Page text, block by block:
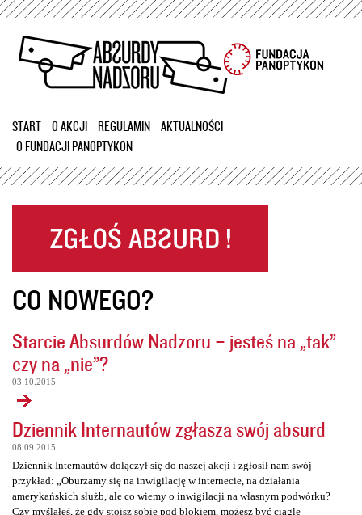
Przejdź
treści
START O AKCJI REGULAMIN
AKTUALNOŚCI
O FUNDACJI PANOPTYKON
CO NOWEGO?
Starcie Absurdów Nadzoru – jesteś na „tak”
czy na „nie”?
03.10.2015
Dziennik Internautów zgłasza swój absurd
08.09.2015
Dziennik Internautów dołączył się do naszej akcji i zgłosił nam swój
przykład: „Oburzamy się na inwigilację w internecie, na działania
amerykańskich służb, ale co wiemy o inwigilacji na własnym podwórku?
Czy myślałeś, że gdy stoisz sobie pod blokiem, możesz być ciągle